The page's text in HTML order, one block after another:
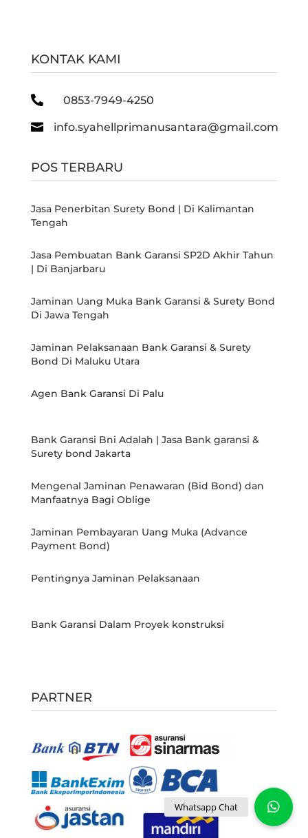
KONTAK KAMI
 0853-7949-4250
 info.syahellprimanusantara@gmail.com
POS TERBARU
Jasa Penerbitan Surety Bond | Di Kalimantan
Tengah
Jasa Pembuatan Bank Garansi SP2D Akhir Tahun
| Di Banjarbaru
Jaminan Uang Muka Bank Garansi & Surety Bond
Di Jawa Tengah
Jaminan Pelaksanaan Bank Garansi & Surety
Bond Di Maluku Utara
Agen Bank Garansi Di Palu
Bank Garansi Bni Adalah | Jasa Bank garansi &
Surety bond Jakarta
Mengenal Jaminan Penawaran (Bid Bond) dan
Manfaatnya Bagi Oblige
Jaminan Pembayaran Uang Muka (Advance
Payment Bond)
Pentingnya Jaminan Pelaksanaan
Bank Garansi Dalam Proyek konstruksi
PARTNER